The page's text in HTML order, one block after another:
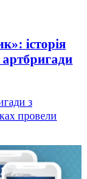
історія
артбригади
з
провели